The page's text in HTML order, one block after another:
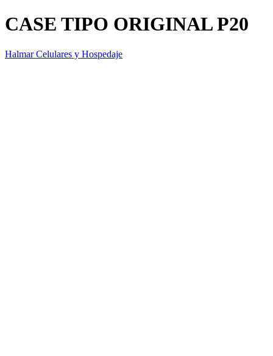
CASE TIPO ORIGINAL P20
Halmar Celulares y Hospedaje